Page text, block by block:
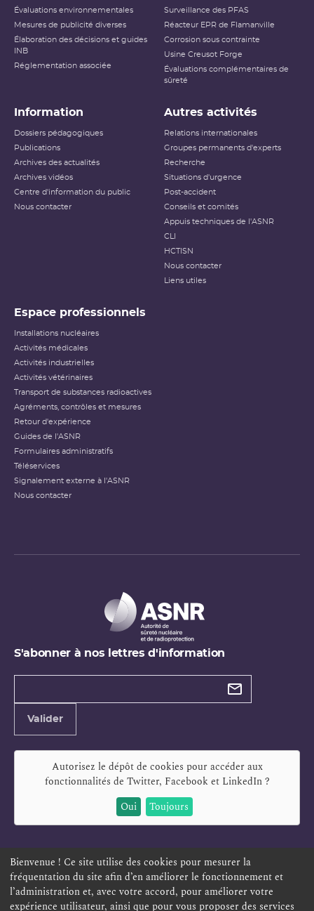
locales
Niveau 5
Accident grave
Niveau 7 Accident majeur
L’échelle INES (International Nuclear and Radiological
au public l’importance d’un événement vis-à-vis de la
sûreté ou de la
. Cette échelle est
applicable aux événements survenant sur les
événements ayant des conséquences, potentielles ou
réelles, sur la radioprotection du public et des travailleurs.
Elle ne s’applique pas aux événements ayant un impact
habituellement utilisés pour classer les événements
reçue notamment) n’étant pas applicables dans ce
Échelle INES pour le
classement des incidents et
Évaluations environnementales
Mesures de publicité diverses
Élaboration des décisions et guides
INB
Réglementation associée
Surveillance des PFAS
Réacteur EPR de Flamanville
Corrosion sous contrainte
Usine Creusot Forge
Évaluations complémentaires de
sûreté
Information
Dossiers pédagogiques
Publications
Archives des actualités
Archives vidéos
Centre d'information du public
Nous contacter
Autres activités
Relations internationales
Groupes permanents d'experts
Recherche
Situations d'urgence
Post-accident
Conseils et comités
Appuis techniques de l'ASNR
CLI
HCTISN
Nous contacter
Liens utiles
Espace professionnels
Installations nucléaires
Activités médicales
Activités industrielles
Activités vétérinaires
Transport de substances radioactives
Agréments, contrôles et mesures
Retour d'expérience
Guides de l'ASNR
Formulaires administratifs
Téléservices
Signalement externe à l'ASNR
Nous contacter
S'abonner à nos lettres d'information
Types de
Valider
Autorisez le dépôt de cookies pour accéder aux
fonctionnalités de Twitter, Facebook et LinkedIn?
Oui
Toujours
ESPACE PERSONNEL OFFRES D'EMPLOI SIGNALEMENT
TÉLÉSERVICES PLAN DU SITE
Bienvenue ! Ce site utilise des cookies pour mesurer la
fréquentation du site afin d’en améliorer le fonctionnement et
l’administration et, avec votre accord, pour améliorer votre
expérience utilisateur, ainsi que pour vous proposer des services